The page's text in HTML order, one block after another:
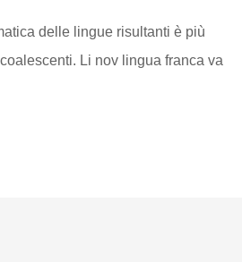
delle lingue risultanti è più
Li nov lingua franca va